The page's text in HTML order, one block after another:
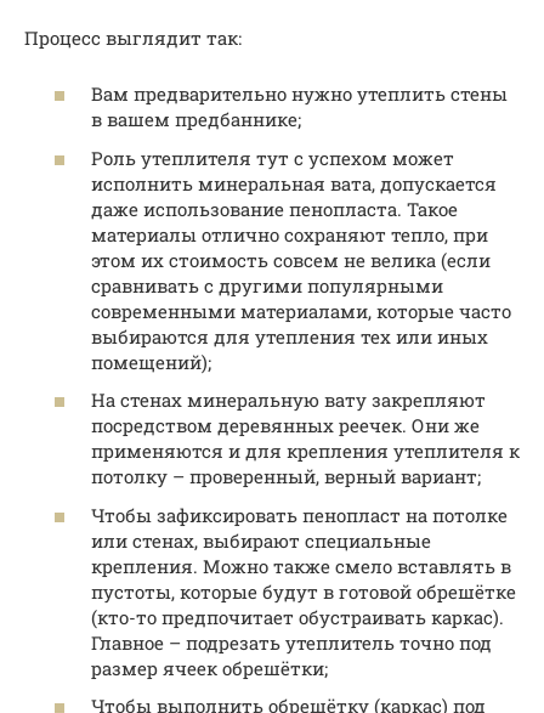
Процесс выглядит так:
Вам предварительно нужно утеплить стены
в вашем предбаннике;
Роль утеплителя тут с успехом может
исполнить минеральная вата, допускается
даже использование пенопласта. Такое
материалы отлично сохраняют тепло, при
этом их стоимость совсем не велика (если
сравнивать с другими популярными
современными материалами, которые часто
выбираются для утепления тех или иных
помещений);
На стенах минеральную вату закрепляют
посредством деревянных реечек. Они же
применяются и для крепления утеплителя к
потолку – проверенный, верный вариант;
Чтобы зафиксировать пенопласт на потолке
или стенах, выбирают специальные
крепления. Можно также смело вставлять в
пустоты, которые будут в готовой обрешётке
(кто-то предпочитает обустраивать каркас).
Главное – подрезать утеплитель точно под
размер ячеек обрешётки;
Чтобы выполнить обрешётку (каркас) под